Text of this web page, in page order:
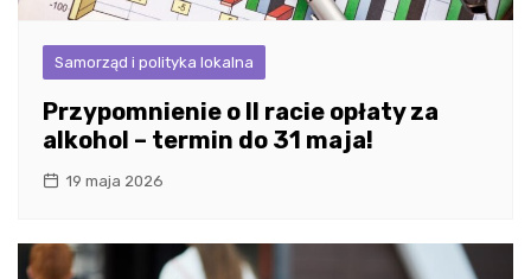
Samorząd i polityka lokalna
Przypomnienie o II racie opłaty za
alkohol – termin do 31 maja!
19 maja 2026